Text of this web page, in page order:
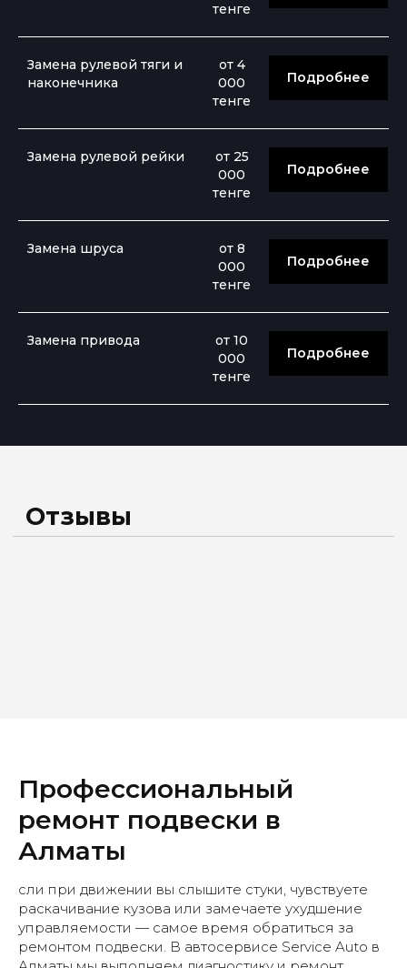
тенге
Замена рулевой тяги и
наконечника
от 4
000
тенге
Подробнее
Замена рулевой рейки
от 25
000
тенге
Подробнее
Замена шруса
от 8
000
тенге
Подробнее
Замена привода
от 10
000
тенге
Подробнее
Профессиональный
ремонт подвески в
Алматы
сли при движении вы слышите стуки, чувствуете
раскачивание кузова или замечаете ухудшение
управляемости — самое время обратиться за
ремонтом подвески. В автосервисе Service Auto в
Видео ремонт подвески